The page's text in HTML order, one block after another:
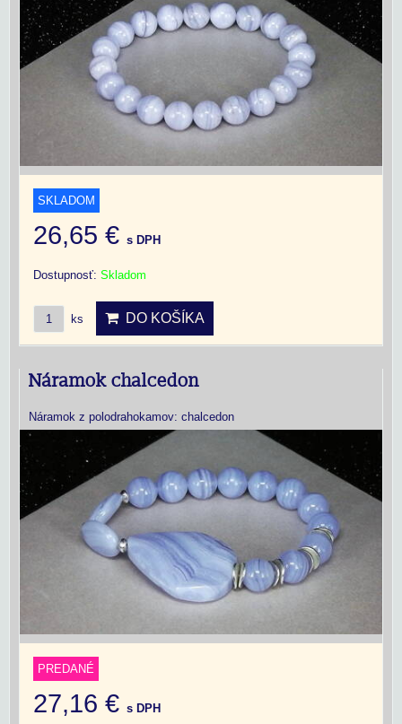
SKLADOM
26,65 € s DPH
Dostupnosť: Skladom
ks DO KOŠÍKA
Náramok chalcedon
Náramok z polodrahokamov: chalcedon
PREDANÉ
27,16 € s DPH